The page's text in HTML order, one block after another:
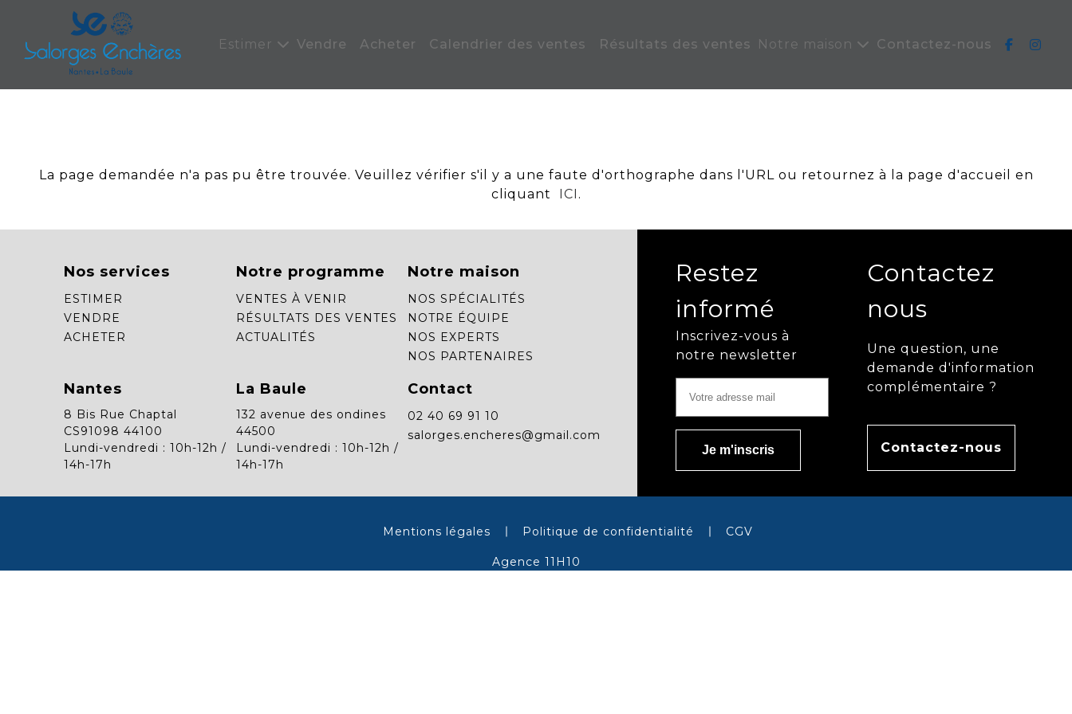
Estimer Vendre Acheter Calendrier des ventes Résultats des ventes Notre maison Contactez-nous
La page demandée n'a pas pu être trouvée. Veuillez vérifier s'il y a une faute d'orthographe dans l'URL ou retournez à la page d'accueil en
cliquant
ICI .
Nos services
ESTIMER
VENDRE
ACHETER
Notre programme
VENTES À VENIR
RÉSULTATS DES VENTES
ACTUALITÉS
Notre maison
NOS SPÉCIALITÉS
NOTRE ÉQUIPE
NOS EXPERTS
NOS PARTENAIRES
Nantes
8 Bis Rue Chaptal
CS91098 44100
Lundi-vendredi : 10h-12h /
14h-17h
La Baule
132 avenue des ondines
44500
Lundi-vendredi : 10h-12h /
14h-17h
Contact
02 40 69 91 10
salorges.encheres@gmail.com
Restez
informé
Inscrivez-vous à
notre newsletter
Contactez
nous
Une question, une
demande d'information
complémentaire ?
Contactez-nous
Mentions légales Politique de confidentialité CGV
Agence 11H10
Panneau de gestion des cookies